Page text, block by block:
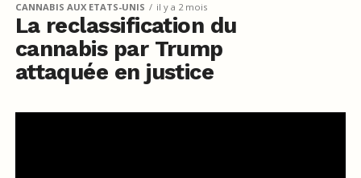
CANNABIS AUX ETATS-UNIS il y a 2 mois
La reclassification du
cannabis par Trump
attaquée en justice